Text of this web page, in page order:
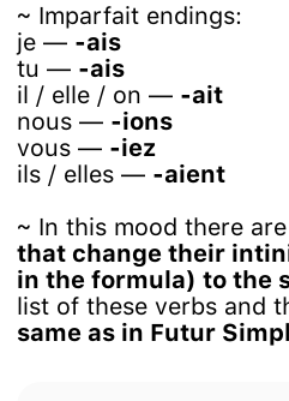
~ Imparfait endings:
je — -ais
tu — -ais
il / elle / on — -ait
nous — -ions
vous — -iez
ils / elles — -aient
~ In this mood there are
that change their
in the formula) to the
list of these verbs and
same as in Futur